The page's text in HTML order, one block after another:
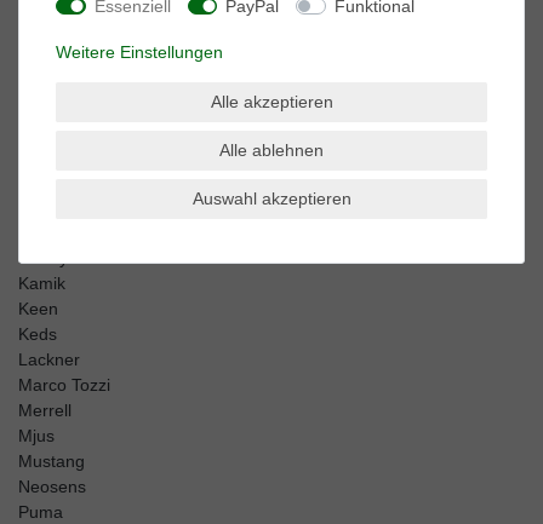
Buffalo
Harley Davidson
Kamik
Keen
Keds
Lackner
Marco Tozzi
Merrell
Mjus
Mustang
Neosens
Puma
Essenziell PayPal Funktional
Weitere Einstellungen
Alle akzeptieren
Alle ablehnen
Auswahl akzeptieren